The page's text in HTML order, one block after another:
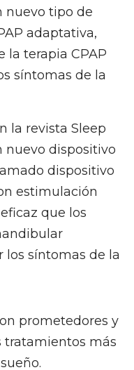
nuevo tipo de
adaptativa,
la terapia CPAP
síntomas de la
la revista Sleep
nuevo dispositivo
dispositivo
estimulación
que los
los síntomas de la
prometedores y
tratamientos más